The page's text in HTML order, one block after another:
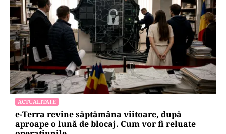
ACTUALITATE
e-Terra revine săptămâna viitoare, după
aproape o lună de blocaj. Cum vor fi reluate